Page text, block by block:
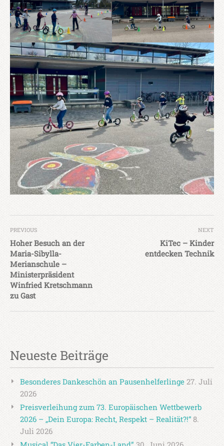
PREVIOUS
Hoher Besuch an der
Maria-Sibylla-
Merianschule –
Ministerpräsident
Winfried Kretschmann
zu Gast
NEXT
KiTec – Kinder
entdecken Technik
Neueste Beiträge
Besonderes Dankeschön an Pausenhelferlinge 27. Juli
2026
Preisverleihung zum 73. Europäischen Wettbewerb
2026 – „Dein Europa: Recht, Respekt – Realität?!“ 8.
Juli 2026